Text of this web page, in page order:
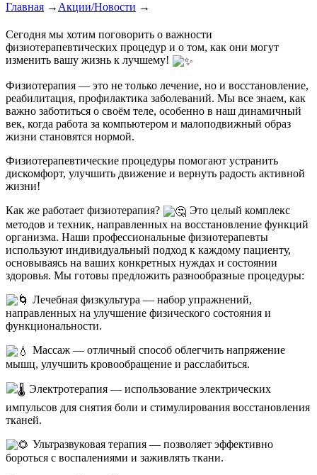
Главная → Акции/Новости →
Сегодня мы хотим поговорить о важности
физиотерапевтических процедур и о том, как они могут
изменить вашу жизнь к лучшему!
Физиотерапия — это не только лечение, но и восстановление,
реабилитация, профилактика заболеваний. Мы все знаем, как
важно заботиться о своём теле, особенно в наш динамичный
век, когда работа за компьютером и малоподвижный образ
жизни становятся нормой.
Физиотерапевтические процедуры помогают устранить
дискомфорт, улучшить движение и вернуть радость активной
жизни!
Как же работает физиотерапия?
Это целый комплекс
методов и техник, направленных на восстановление функций
организма. Наши профессиональные физиотерапевты
используют индивидуальный подход к каждому пациенту,
основываясь на ваших конкретных нуждах и состоянии
здоровья. Мы готовы предложить разнообразные процедуры:
Лечебная физкультура — набор упражнений,
направленных на улучшение физического состояния и
функциональности.
Массаж — отличный способ облегчить напряжение
мышц, улучшить кровообращение и расслабиться.
Электротерапия — использование электрических
импульсов для снятия боли и стимулирования восстановления
тканей.
Ультразвуковая терапия — позволяет эффективно
бороться с воспалениями и заживлять ткани.